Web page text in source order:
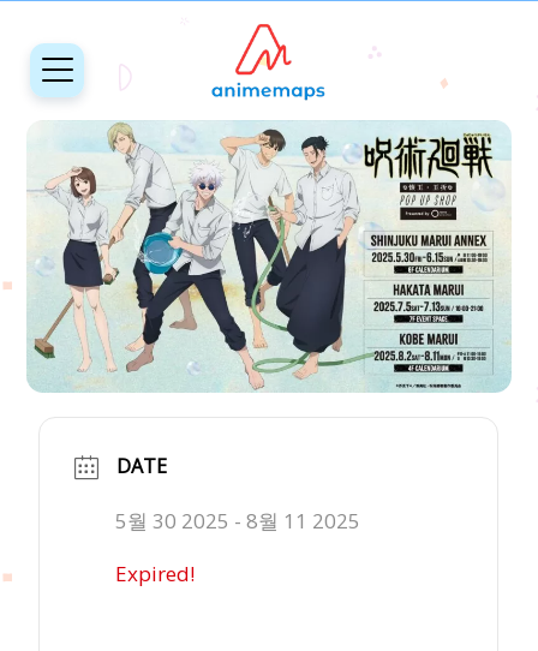
DATE
5월 30 2025 - 8월 11 2025
Expired!